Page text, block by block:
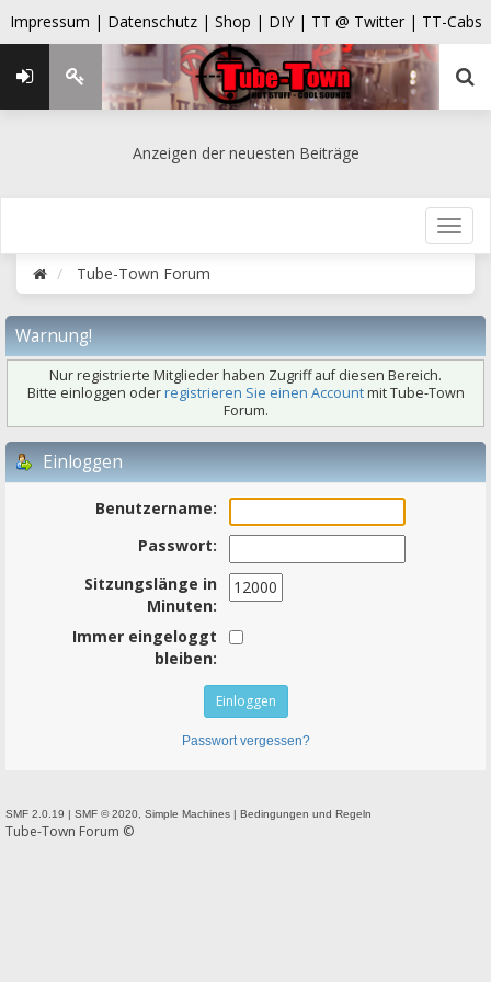
Impressum | Datenschutz | Shop | DIY | TT @ Twitter | TT-Cabs
Anzeigen der neuesten Beiträge
Tube-Town Forum
Warnung!
Nur registrierte Mitglieder haben Zugriff auf diesen Bereich.
Bitte einloggen oderregistrieren Sie einen Accountmit Tube-Town
Forum.
Einloggen
Benutzername:
Passwort:
Sitzungslänge in
Minuten:
Immer eingeloggt
bleiben:
Passwort vergessen?
SMF 2.0.19 | SMF © 2020 Simple Machines | Bedingungen und Regeln
Tube-Town Forum ©